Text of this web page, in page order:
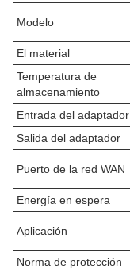
Modelo
El material
Temperatura de
almacenamiento
Entrada del adaptador
Salida del adaptador
Puerto de la red WAN
Energía en espera
Aplicación
Norma de protección